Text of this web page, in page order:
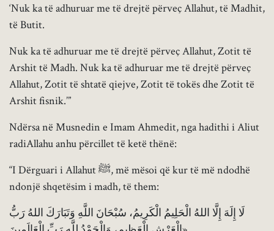
‘Nuk ka të adhuruar me të drejtë përveç Allahut, të Madhit,
të Butit.
Nuk ka të adhuruar me të drejtë përveç Allahut, Zotit të
Arshit të Madh. Nuk ka të adhuruar me të drejtë përveç
Allahut, Zotit të shtatë qiejve, Zotit të tokës dhe Zotit të
Arshit fisnik.’”
Ndërsa në Musnedin e Imam Ahmedit, nga hadithi i Aliut
radiAllahu anhu përcillet të ketë thënë:
“I Dërguari i Allahut ﷺ, më mësoi që kur të më ndodhë
ndonjë shqetësim i madh, të them:
لَا إِلَهَ إِلَّا اللهُ الْحَلِيمُ الْكَرِيمُ، سُبْحَانَ اللَّهِ وَتَبَارَكَ اللهُ رَبُّ